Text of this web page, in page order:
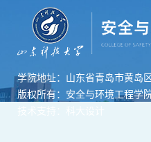
学院地址：山东省青岛市黄岛
版权所有：安全与环境工程学